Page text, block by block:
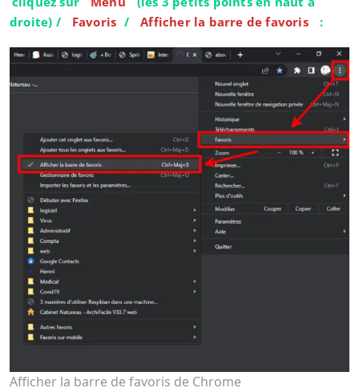
droite) /
Favoris / Afficher la barre de favoris :
Afficher la barre de favoris de Chrome